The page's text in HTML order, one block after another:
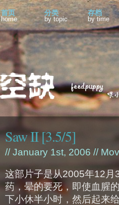
首页
home
分类
by topic
存档
by time
Saw II [3.5/5]
// January 1st, 2006 //
这部片子是从2005年12月
药，晕的要死，即使血腥
下小休半小时，然后起来